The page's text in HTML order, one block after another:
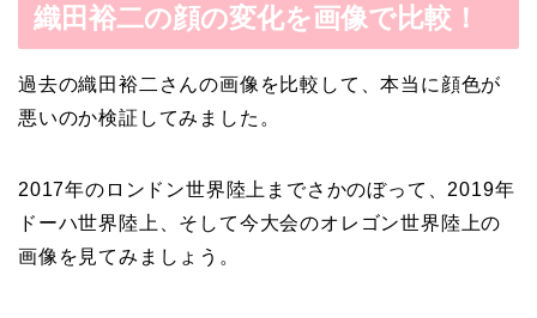
織田裕二の顔の変化を画像で比較！
過去の織田裕二さんの画像を比較して、本当に顔色が
悪いのか検証してみました。
2017年のロンドン世界陸上までさかのぼって、2019年
ドーハ世界陸上、そして今大会のオレゴン世界陸上の
画像を見てみましょう。